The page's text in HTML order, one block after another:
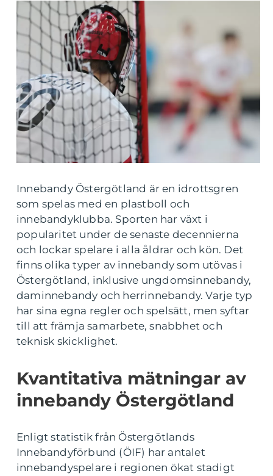
Innebandy Östergötland är en idrottsgren
som spelas med en plastboll och
innebandyklubba. Sporten har växt i
popularitet under de senaste decennierna
och lockar spelare i alla åldrar och kön. Det
finns olika typer av innebandy som utövas i
Östergötland, inklusive ungdomsinnebandy,
daminnebandy och herrinnebandy. Varje typ
har sina egna regler och spelsätt, men syftar
till att främja samarbete, snabbhet och
teknisk skicklighet.
Kvantitativa mätningar av
innebandy Östergötland
Enligt statistik från Östergötlands
Innebandyförbund (ÖIF) har antalet
innebandyspelare i regionen ökat stadigt